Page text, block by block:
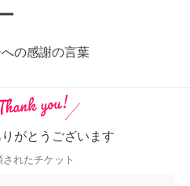
の感謝の言葉
りがとうございます
されたチケット